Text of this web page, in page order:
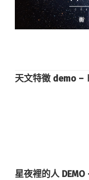
天文特徵 demo –
星夜裡的人